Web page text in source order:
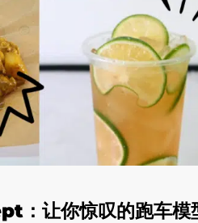
：让你惊叹的跑车